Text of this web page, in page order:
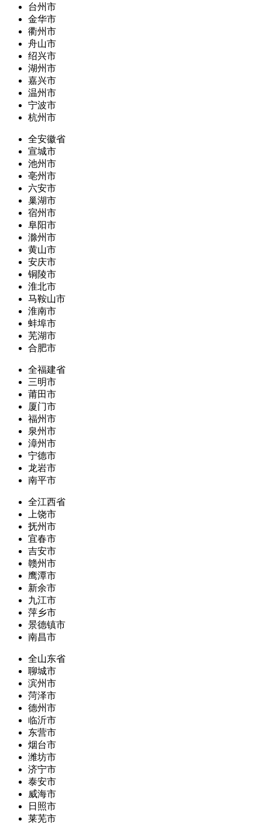
台州市
金华市
衢州市
舟山市
绍兴市
湖州市
嘉兴市
温州市
宁波市
杭州市
全安徽省
宣城市
池州市
亳州市
六安市
巢湖市
宿州市
阜阳市
滁州市
黄山市
安庆市
铜陵市
淮北市
马鞍山市
淮南市
蚌埠市
芜湖市
合肥市
全福建省
三明市
莆田市
厦门市
福州市
泉州市
漳州市
宁德市
龙岩市
南平市
全江西省
上饶市
抚州市
宜春市
吉安市
赣州市
鹰潭市
新余市
九江市
萍乡市
景德镇市
南昌市
全山东省
聊城市
滨州市
菏泽市
德州市
临沂市
东营市
烟台市
潍坊市
济宁市
泰安市
威海市
日照市
莱芜市